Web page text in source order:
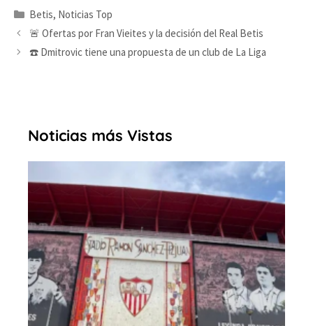
Categorías
Betis, Noticias Top
🚨 Ofertas por Fran Vieites y la decisión del Real Betis
☎️ Dmitrovic tiene una propuesta de un club de La Liga
Noticias más Vistas